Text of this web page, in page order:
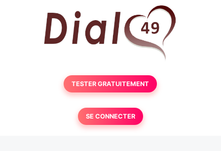
TESTER GRATUITEMENT
SE CONNECTER